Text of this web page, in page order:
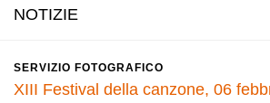
NOTIZIE
SERVIZIO FOTOGRAFICO
XIII Festival della canzone, 06